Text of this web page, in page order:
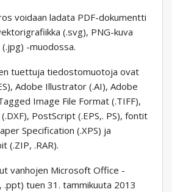
voidaan ladata PDF-dokumentti
(.svg), PNG-kuva
(.jpg) -muodossa.
tuettuja tiedostomuotoja ovat
Adobe Illustrator (.AI), Adobe
Image File Format (.TIFF),
PostScript (.EPS,. PS), fontit
Specification (.XPS) ja
(.ZIP, .RAR).
vanhojen Microsoft Office -
.ppt) tuen 31. tammikuuta 2013